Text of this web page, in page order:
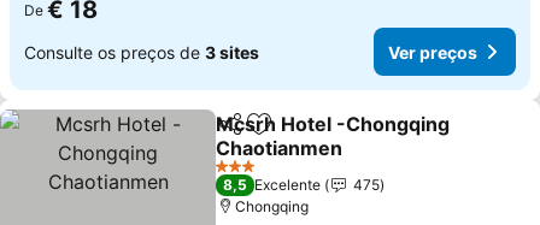
De € 18
Consulte os preços de 3 sites Ver preços
PartilharAdicionar aos favoritos
Mcsrh Hotel -Chongqing
Chaotianmen
3 Estrelas
8,5 Excelente
475
Chongqing